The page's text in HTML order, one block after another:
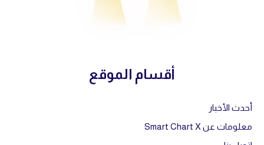
أقسام الموقع
أحدث الأخبار
معلومات عن Smart Chart X